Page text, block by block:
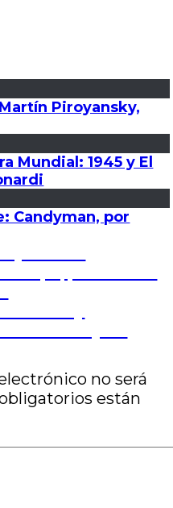
Piroyansky,
Mundial: 1945 y El
Candyman, por
no será
están